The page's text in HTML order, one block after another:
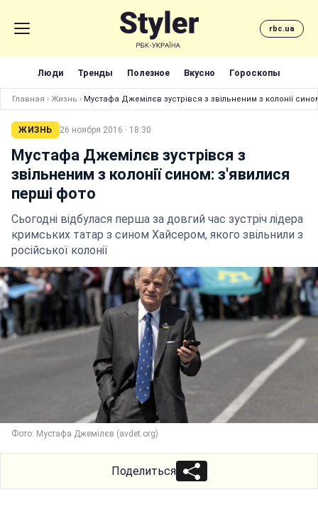
rbc.ua
Люди Тренды Полезное Вкусно Гороскопы
Главная › Жизнь › Мустафа Джемілєв зустрівся з звільненим з колонії
ЖИЗНЬ 26 ноября 2016 · 18:30
Мустафа Джемілєв зустрівся з
звільненим з колонії сином: з'явилися
перші фото
Сьогодні відбулася перша за довгий час зустріч лідера
кримських татар з сином Хайсером, якого звільнили з
російської колонії
Фото: Мустафа Джемілєв (avdet.org)
Поделиться